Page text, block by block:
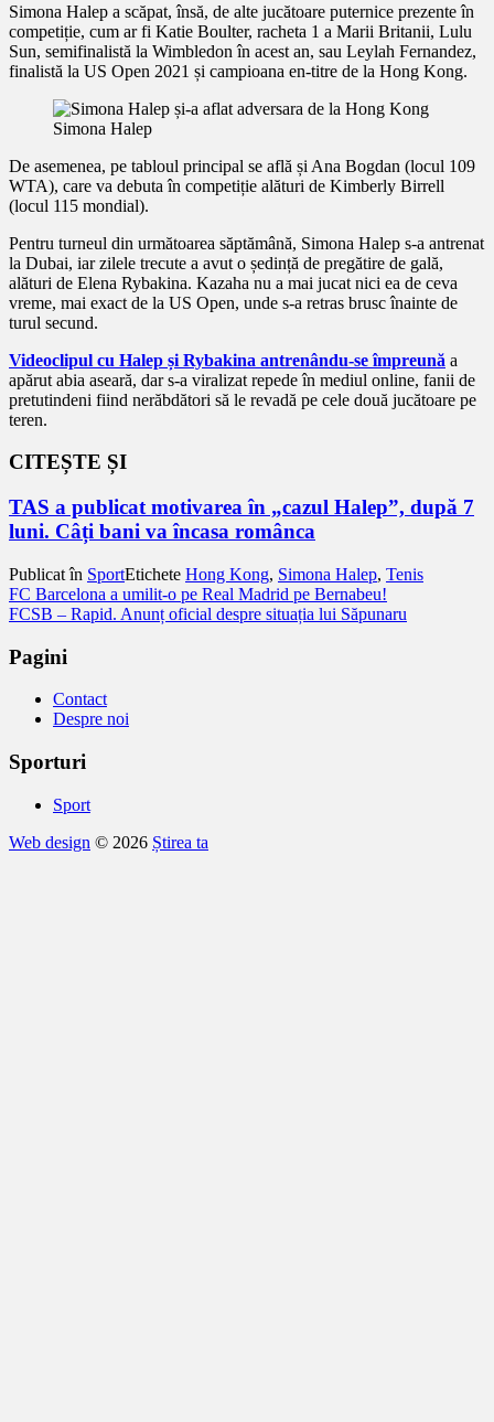
Simona Halep a scăpat, însă, de alte jucătoare puternice prezente în
competiție, cum ar fi Katie Boulter, racheta 1 a Marii Britanii, Lulu
Sun, semifinalistă la Wimbledon în acest an, sau Leylah Fernandez,
finalistă la US Open 2021 și campioana en-titre de la Hong Kong.
Simona Halep
De asemenea, pe tabloul principal se află și Ana Bogdan (locul 109
WTA), care va debuta în competiție alături de Kimberly Birrell
(locul 115 mondial).
Pentru turneul din următoarea săptămână, Simona Halep s-a antrenat
la Dubai, iar zilele trecute a avut o ședință de pregătire de gală,
alături de Elena Rybakina. Kazaha nu a mai jucat nici ea de ceva
vreme, mai exact de la US Open, unde s-a retras brusc înainte de
turul secund.
Videoclipul cu Halep și Rybakina antrenându-se împreună a
apărut abia aseară, dar s-a viralizat repede în mediul online, fanii de
pretutindeni fiind nerăbdători să le revadă pe cele două jucătoare pe
teren.
CITEȘTE ȘI
TAS a publicat motivarea în „cazul Halep”, după 7
luni. Câți bani va încasa românca
Publicat în SportEtichete Hong Kong, Simona Halep, Tenis
Navigare
în
articole
FC Barcelona a umilit-o pe Real Madrid pe Bernabeu!
FCSB – Rapid. Anunț oficial despre situația lui Săpunaru
Pagini
Contact
Despre noi
Sporturi
Sport
Web design © 2026 Știrea ta